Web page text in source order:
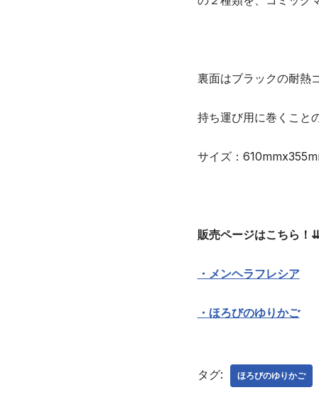
裏面はブラックの耐熱
持ち運び用に巻くこと
サイズ：
販売ページはこちら！
・メンヘラフレシア
・ほろびのゆりかご
タグ: ほろびのゆりかご